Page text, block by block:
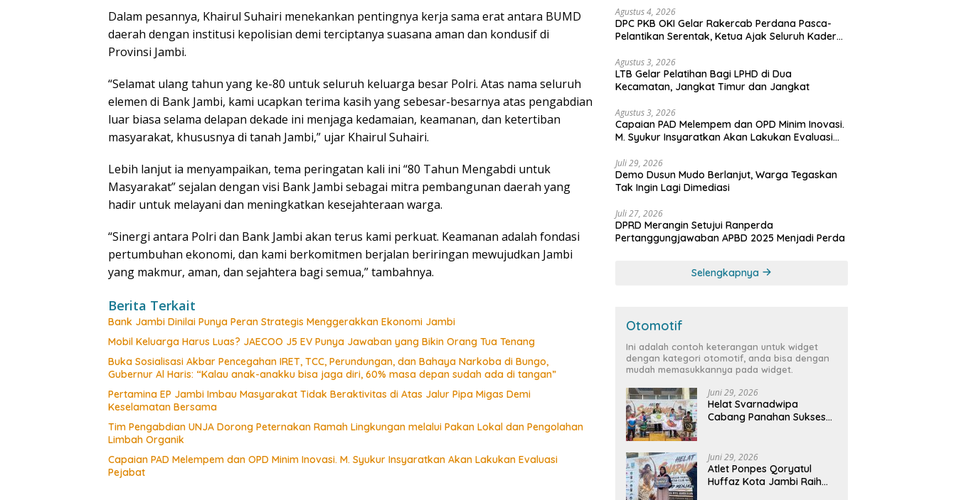
Dalam pesannya, Khairul Suhairi menekankan pentingnya kerja sama erat antara BUMD
daerah dengan institusi kepolisian demi terciptanya suasana aman dan kondusif di
Provinsi Jambi.
“Selamat ulang tahun yang ke-80 untuk seluruh keluarga besar Polri. Atas nama seluruh
elemen di Bank Jambi, kami ucapkan terima kasih yang sebesar-besarnya atas pengabdian
luar biasa selama delapan dekade ini menjaga kedamaian, keamanan, dan ketertiban
masyarakat, khususnya di tanah Jambi,” ujar Khairul Suhairi.
Lebih lanjut ia menyampaikan, tema peringatan kali ini “80 Tahun Mengabdi untuk
Masyarakat” sejalan dengan visi Bank Jambi sebagai mitra pembangunan daerah yang
hadir untuk melayani dan meningkatkan kesejahteraan warga.
“Sinergi antara Polri dan Bank Jambi akan terus kami perkuat. Keamanan adalah fondasi
pertumbuhan ekonomi, dan kami berkomitmen berjalan beriringan mewujudkan Jambi
yang makmur, aman, dan sejahtera bagi semua,” tambahnya.
Berita Terkait
Bank Jambi Dinilai Punya Peran Strategis Menggerakkan Ekonomi Jambi
Mobil Keluarga Harus Luas? JAECOO J5 EV Punya Jawaban yang Bikin Orang Tua Tenang
Buka Sosialisasi Akbar Pencegahan IRET, TCC, Perundungan, dan Bahaya Narkoba di Bungo,
Gubernur Al Haris: “Kalau anak-anakku bisa jaga diri, 60% masa depan sudah ada di tangan”
Pertamina EP Jambi Imbau Masyarakat Tidak Beraktivitas di Atas Jalur Pipa Migas Demi
Keselamatan Bersama
Tim Pengabdian UNJA Dorong Peternakan Ramah Lingkungan melalui Pakan Lokal dan Pengolahan
Limbah Organik
Capaian PAD Melempem dan OPD Minim Inovasi. M. Syukur Insyaratkan Akan Lakukan Evaluasi
Pejabat
Agustus 4, 2026
DPC PKB OKI Gelar Rakercab Perdana Pasca-
Pelantikan Serentak, Ketua Ajak Seluruh Kader
Agustus 3, 2026
LTB Gelar Pelatihan Bagi LPHD di Dua
Kecamatan, Jangkat Timur dan Jangkat
Agustus 3, 2026
Capaian PAD Melempem dan OPD Minim Inovasi.
M. Syukur Insyaratkan Akan Lakukan Evaluasi
Juli 29, 2026
Demo Dusun Mudo Berlanjut, Warga Tegaskan
Tak Ingin Lagi Dimediasi
Juli 27, 2026
DPRD Merangin Setujui Ranperda
Pertanggungjawaban APBD 2025 Menjadi Perda
Selengkapnya
Otomotif
Ini adalah contoh keterangan untuk widget
dengan kategori otomotif, anda bisa dengan
mudah memasukkannya pada widget.
Juni 29, 2026
Helat Svarnadwipa
Cabang Panahan Sukses
Apresiasi
Juni 29, 2026
Atlet Ponpes Qoryatul
Huffaz Kota Jambi Raih